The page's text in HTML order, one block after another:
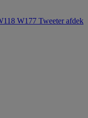
W177 Tweeter afdek